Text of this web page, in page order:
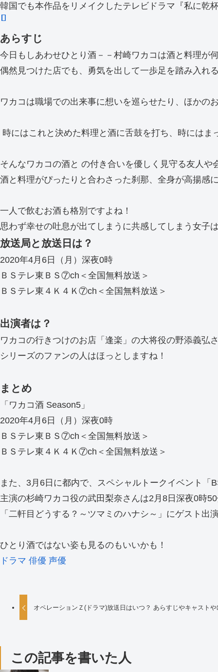
韓国でも本作品をリメイクしたテレビドラマ『私に乾
あらすじ
今日もしあわせひとり酒－－村崎ワカコは酒と料理が
偶然見つけた店でも、勇気を出して一歩足を踏み入れ
ワカコは職場での出来事に想いを巡らせたり、ほかの
時にはこれと決めた料理と酒に舌鼓を打ち、時にはま
そんなワカコの酒と の付き合いを優しく見守る友人
酒と料理がぴったりと合わさった刹那、全身が高揚感
一人で飲むお酒も格別ですよね！
思わず幸せの吐息が出てしまうに共感してしまう女子
放送局と放送日は？
2020年4月6日（月）深夜0時
ＢＳテレ東ＢＳ⑦ch＜全国無料放送＞
ＢＳテレ東４Ｋ４Ｋ⑦ch＜全国無料放送＞
出演者は？
ワカコの行きつけのお店「逢楽」の大将役の野添義弘
シリーズのファンの人はほっとしますね！
まとめ
「ワカコ酒 Season5」
2020年4月6日（月）深夜0時
ＢＳテレ東ＢＳ⑦ch＜全国無料放送＞
ＢＳテレ東４Ｋ４Ｋ⑦ch＜全国無料放送＞
また、3月6日に都内で、スペシャルトークイベント
主演の杉崎ワカコ役の武田梨奈さんは2月8日深夜0時
「二軒目どうする？～ツマミのハナシ～」にゲスト出
ひとり酒ではない姿も見るのもいいかも！
ドラマ 俳優 声優
オペレーションＺ(ドラマ)放送日はいつ？ あらすじやキャスト
この記事を書いた人